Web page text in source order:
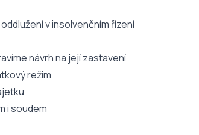
v insolvenčním řízení
návrh na její zastavení
režim
i soudem